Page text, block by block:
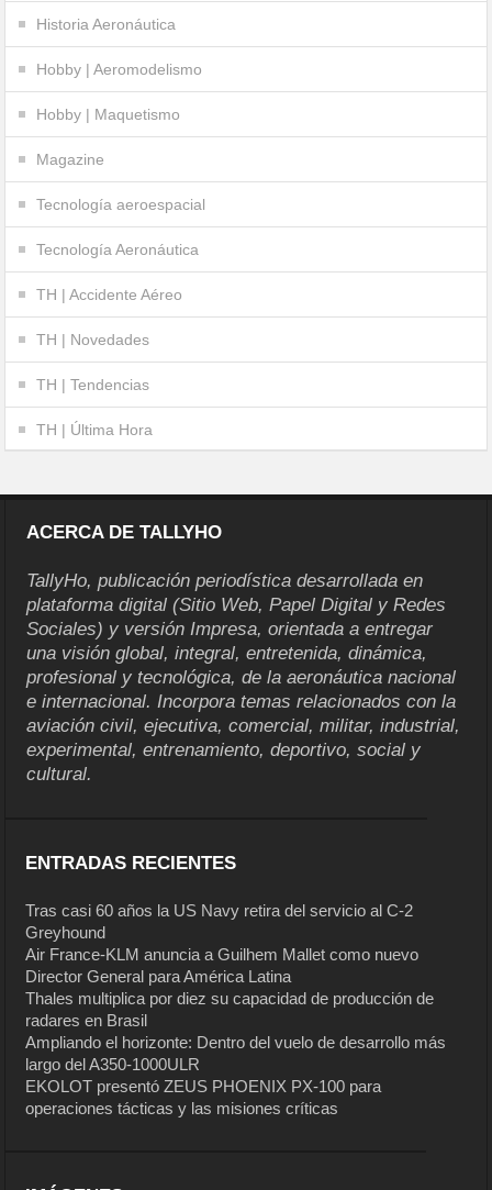
Historia Aeronáutica
Hobby | Aeromodelismo
Hobby | Maquetismo
Magazine
Tecnología aeroespacial
Tecnología Aeronáutica
TH | Accidente Aéreo
TH | Novedades
TH | Tendencias
TH | Última Hora
ACERCA DE TALLYHO
TallyHo, publicación periodística desarrollada en
plataforma digital (Sitio Web, Papel Digital y Redes
Sociales) y versión Impresa, orientada a entregar
una visión global, integral, entretenida, dinámica,
profesional y tecnológica, de la aeronáutica nacional
e internacional. Incorpora temas relacionados con la
aviación civil, ejecutiva, comercial, militar, industrial,
experimental, entrenamiento, deportivo, social y
cultural.
ENTRADAS RECIENTES
Tras casi 60 años la US Navy retira del servicio al C-2
Greyhound
Air France-KLM anuncia a Guilhem Mallet como nuevo
Director General para América Latina
Thales multiplica por diez su capacidad de producción de
radares en Brasil
Ampliando el horizonte: Dentro del vuelo de desarrollo más
largo del A350-1000ULR
EKOLOT presentó ZEUS PHOENIX PX-100 para
operaciones tácticas y las misiones críticas